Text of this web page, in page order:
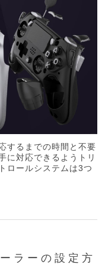
るまでの時間と不要
に対応できるようトリ
ロールシステムは3つ
ラーの設定方